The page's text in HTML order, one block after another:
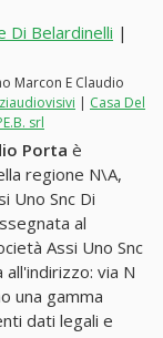
Di Belardinelli |
Marcon E Claudio
| Casa Del
srl
Porta è
regione N\A,
Uno Snc Di
al
Assi Uno Snc
via N
una gamma
dati legali e